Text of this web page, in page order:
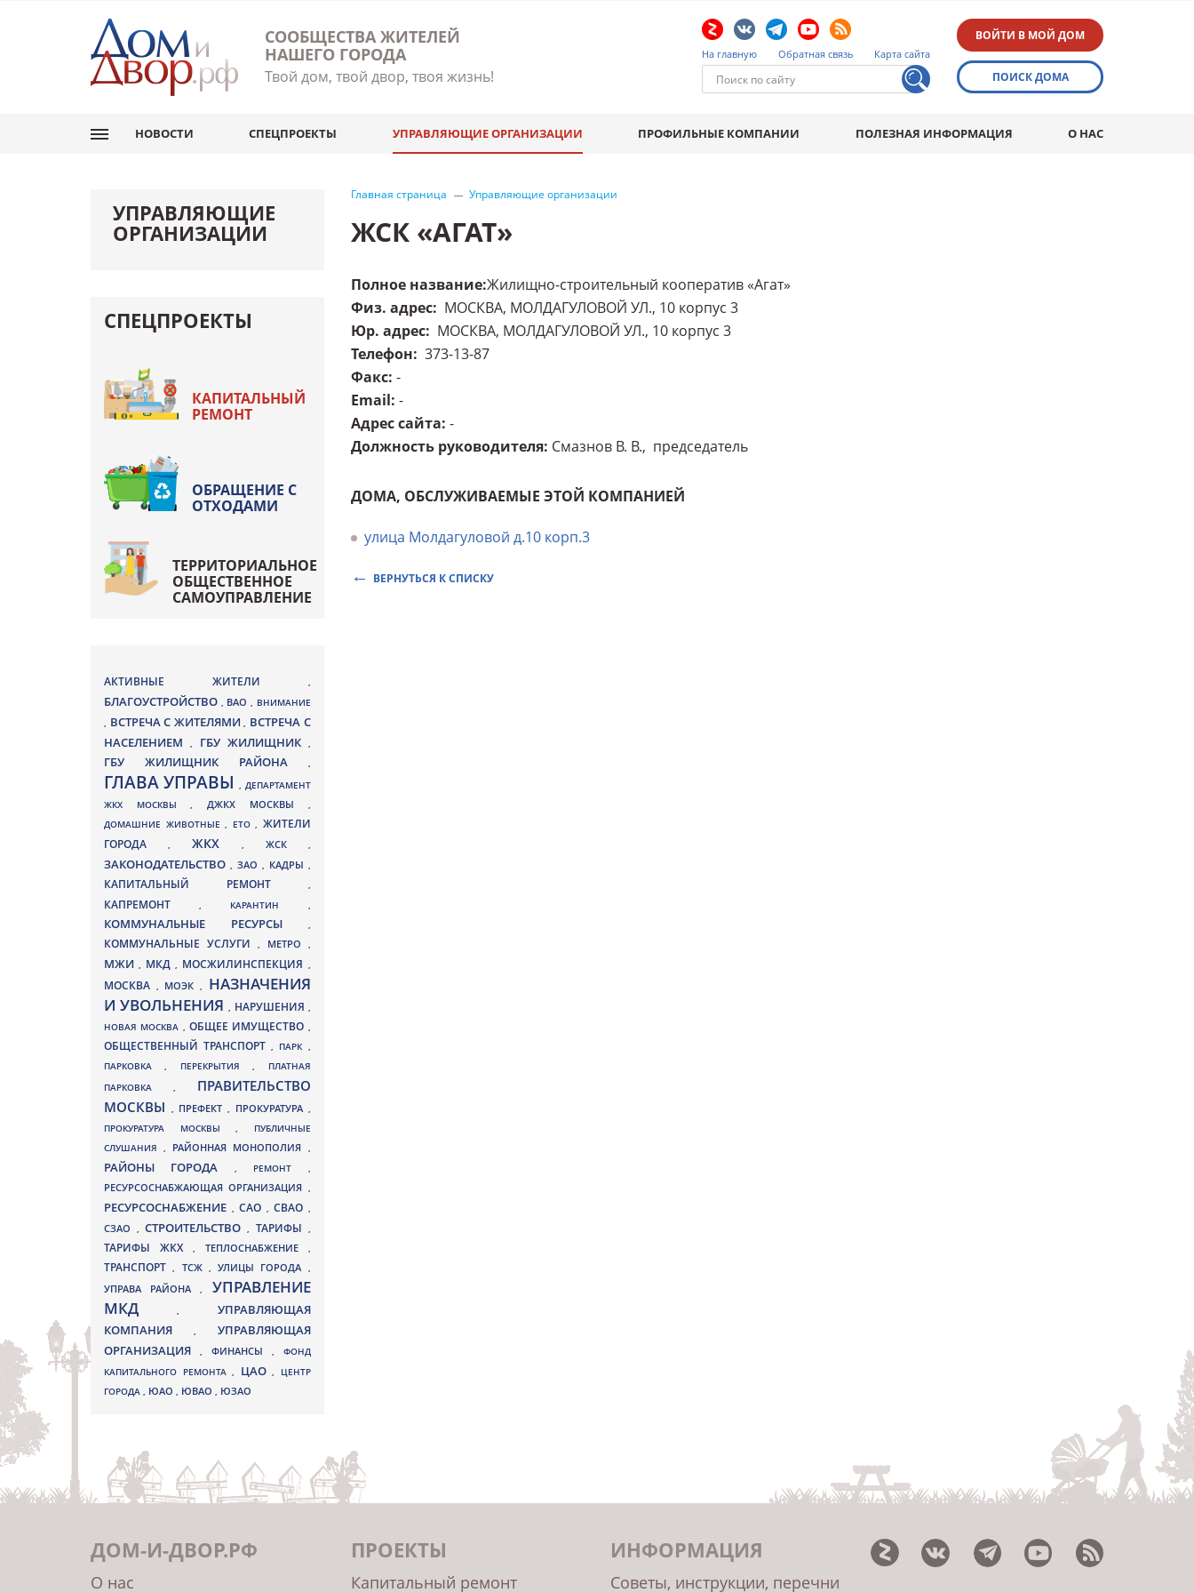
СООБЩЕСТВА ЖИТЕЛЕЙ
НАШЕГО ГОРОДА
Твой дом, твой двор, твоя жизнь!
На главную Обратная связь Карта сайта
ВОЙТИ В МОЙ ДОМ
ПОИСК ДОМА
НОВОСТИ СПЕЦПРОЕКТЫ УПРАВЛЯЮЩИЕ ОРГАНИЗАЦИИ ПРОФИЛЬНЫЕ КОМПАНИИ ПОЛЕЗНАЯ ИНФОРМАЦИЯ О НАС
Главная страница Управляющие организации
ЖСК «АГАТ»
Полное название:Жилищно-строительный кооператив «Агат»
Физ. адрес: МОСКВА, МОЛДАГУЛОВОЙ УЛ., 10 корпус 3
Юр. адрес: МОСКВА, МОЛДАГУЛОВОЙ УЛ., 10 корпус 3
Телефон: 373-13-87
Факс: -
Email: -
Адрес сайта: -
Должность руководителя: Смазнов В. В., председатель
ДОМА, ОБСЛУЖИВАЕМЫЕ ЭТОЙ КОМПАНИЕЙ
улица Молдагуловой д.10 корп.3
ВЕРНУТЬСЯ К СПИСКУ
УПРАВЛЯЮЩИЕ
ОРГАНИЗАЦИИ
СПЕЦПРОЕКТЫ
КАПИТАЛЬНЫЙ
РЕМОНТ
ОБРАЩЕНИЕ С
ОТХОДАМИ
ТЕРРИТОРИАЛЬНОЕ
ОБЩЕСТВЕННОЕ
САМОУПРАВЛЕНИЕ
АКТИВНЫЕ ЖИТЕЛИ ,
БЛАГОУСТРОЙСТВО , ВАО , ВНИМАНИЕ
, ВСТРЕЧА С ЖИТЕЛЯМИ, ВСТРЕЧА С
НАСЕЛЕНИЕМ
, ГБУ ЖИЛИЩНИК ,
ГБУ ЖИЛИЩНИК РАЙОНА ,
ГЛАВА УПРАВЫ, ДЕПАРТАМЕНТ
ЖКХ МОСКВЫ,ДЖКХ МОСКВЫ ,
ДОМАШНИЕ ЖИВОТНЫЕ , ЕТО , ЖИТЕЛИ
ГОРОДА
, ЖКХ , ЖСК ,
ЗАКОНОДАТЕЛЬСТВО , ЗАО , КАДРЫ ,
КАПИТАЛЬНЫЙ РЕМОНТ ,
КАПРЕМОНТ , КАРАНТИН ,
КОММУНАЛЬНЫЕ РЕСУРСЫ ,
КОММУНАЛЬНЫЕ УСЛУГИ , МЕТРО ,
МЖИ, МКД , МОСЖИЛИНСПЕКЦИЯ ,
МОСКВА , МОЭК ,
НАЗНАЧЕНИЯ
И УВОЛЬНЕНИЯ , НАРУШЕНИЯ ,
НОВАЯ МОСКВА , ОБЩЕЕ ИМУЩЕСТВО ,
ОБЩЕСТВЕННЫЙ ТРАНСПОРТ, ПАРК ,
ПАРКОВКА, ПЕРЕКРЫТИЯ,
ПЛАТНАЯ
ПАРКОВКА ,
ПРАВИТЕЛЬСТВО
МОСКВЫ , ПРЕФЕКТ, ПРОКУРАТУРА ,
ПРОКУРАТУРА МОСКВЫ ,
ПУБЛИЧНЫЕ
СЛУШАНИЯ, РАЙОННАЯ МОНОПОЛИЯ ,
РАЙОНЫ ГОРОДА , РЕМОНТ ,
РЕСУРСОСНАБЖАЮЩАЯ ОРГАНИЗАЦИЯ ,
РЕСУРСОСНАБЖЕНИЕ , САО , СВАО ,
СЗАО ,СТРОИТЕЛЬСТВО, ТАРИФЫ ,
ТАРИФЫ ЖКХ , ТЕПЛОСНАБЖЕНИЕ ,
ТРАНСПОРТ, ТСЖ , УЛИЦЫ ГОРОДА ,
УПРАВА РАЙОНА, УПРАВЛЕНИЕ
МКД, УПРАВЛЯЮЩАЯ
КОМПАНИЯ
, УПРАВЛЯЮЩАЯ
ОРГАНИЗАЦИЯ
, ФИНАНСЫ , ФОНД
КАПИТАЛЬНОГО РЕМОНТА , ЦАО ,
ЦЕНТР
ГОРОДА , ЮАО , ЮВАО , ЮЗАО
ДОМ-И-ДВОР.РФ
О нас
ПРОЕКТЫ
Капитальный ремонт
ИНФОРМАЦИЯ
Советы, инструкции, перечни